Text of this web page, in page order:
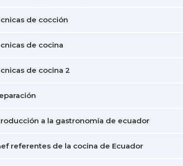
de cocción
de cocina
de cocina 2
a la gastronomía de ecuador
referentes de la cocina de Ecuador